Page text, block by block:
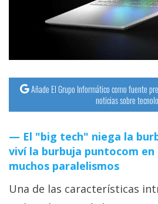
Añade El Grupo Informático como fuente
noticias sobre
El "big tech" niega la
viví la burbuja puntocom en
muchos paralelismos
Una de las características